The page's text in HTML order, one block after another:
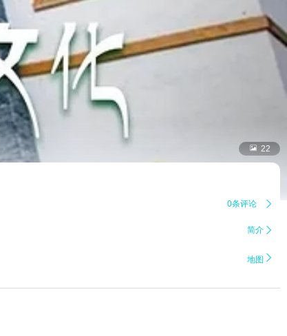
 22
0条评论 
简介 
地图 